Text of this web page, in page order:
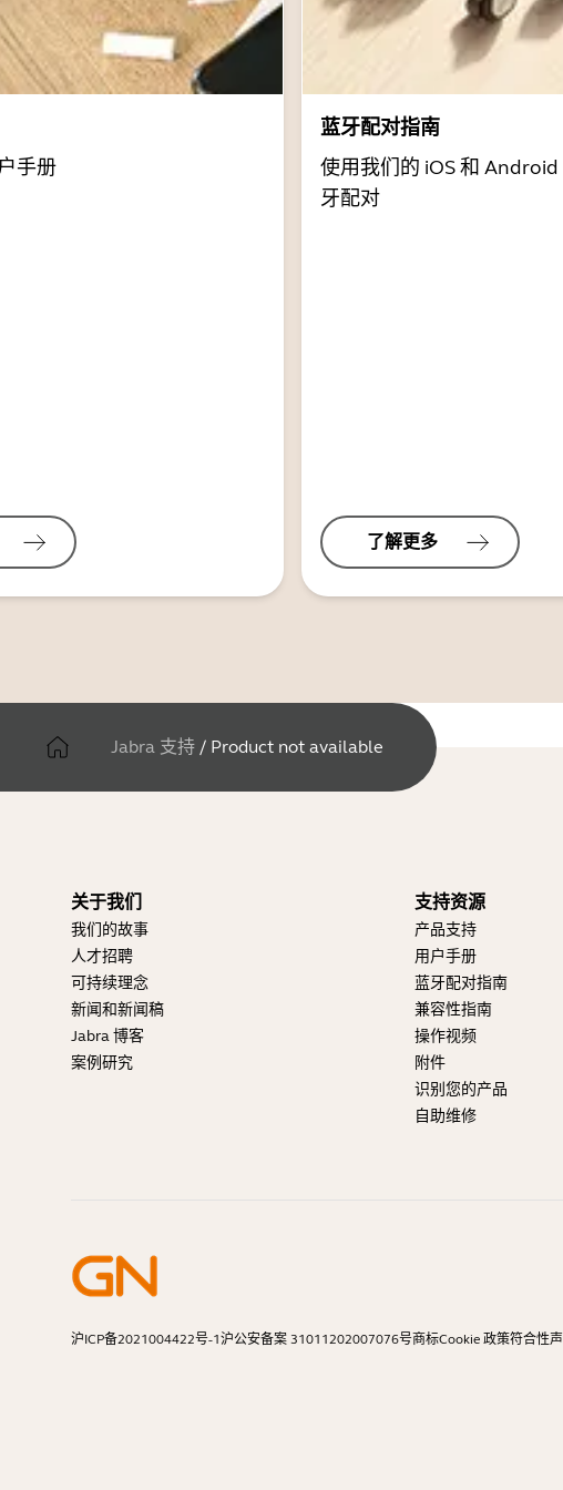
手册
蓝牙配对指南
使用我们的 iOS 和
牙配对
了解更多
Jabra 支持 / Product not available
关于我们
我们的故事
人才招聘
可持续理念
新闻和新闻稿
Jabra 博客
案例研究
支持资源
产品支持
用户手册
蓝牙配对指南
兼容性指南
操作视频
附件
识别您的产品
自助维修
沪ICP备2021004422号-1沪公安备案 31011202007076号商标Cookie 政策符合性